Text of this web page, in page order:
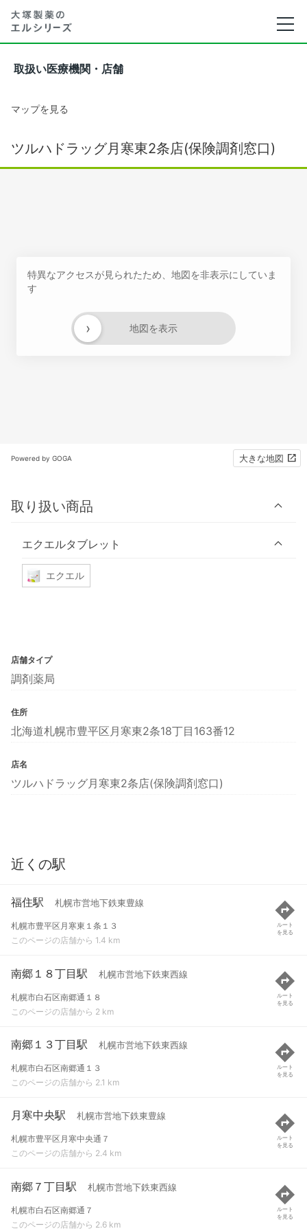
取扱い医療機関・店舗
マップを見る
ツルハドラッグ月寒東2条店(保険調剤窓口)
特異なアクセスが見られたため、地図を非表示にしていま
す
地図を表示
›
Powered by GOGA 大きな地図
取り扱い商品
エクエルタブレット
エクエル
店舗タイプ
調剤薬局
住所
北海道札幌市豊平区月寒東2条18丁目163番12
店名
ツルハドラッグ月寒東2条店(保険調剤窓口)
近くの駅
福住駅 札幌市営地下鉄東豊線
札幌市豊平区月寒東１条１３
このページの店舗から 1.4 km
ルート
を見る
南郷１８丁目駅 札幌市営地下鉄東西線
札幌市白石区南郷通１８
このページの店舗から 2 km
ルート
を見る
南郷１３丁目駅 札幌市営地下鉄東西線
札幌市白石区南郷通１３
このページの店舗から 2.1 km
ルート
を見る
月寒中央駅 札幌市営地下鉄東豊線
札幌市豊平区月寒中央通７
このページの店舗から 2.4 km
ルート
を見る
南郷７丁目駅 札幌市営地下鉄東西線
札幌市白石区南郷通７
このページの店舗から 2.6 km
ルート
を見る